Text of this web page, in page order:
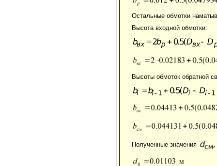
Остальные обмотки
Высота входной обмотки:
Высоты обмоток обратной
Полученные значения